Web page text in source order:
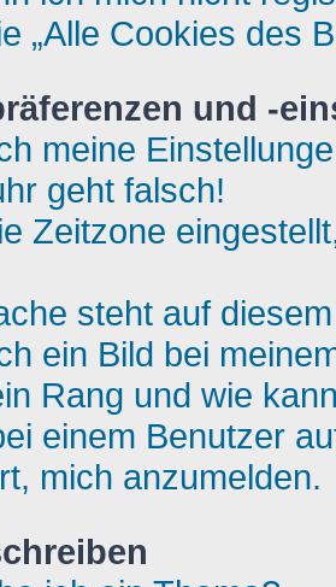
„Alle Cookies des
und -
meine
geht falsch!
Zeitzone
steht auf
ein Bild bei
Rang und wie
einem Benutzer
mich anzumelden.